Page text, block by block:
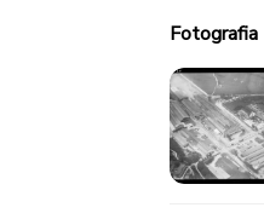
Fotografia